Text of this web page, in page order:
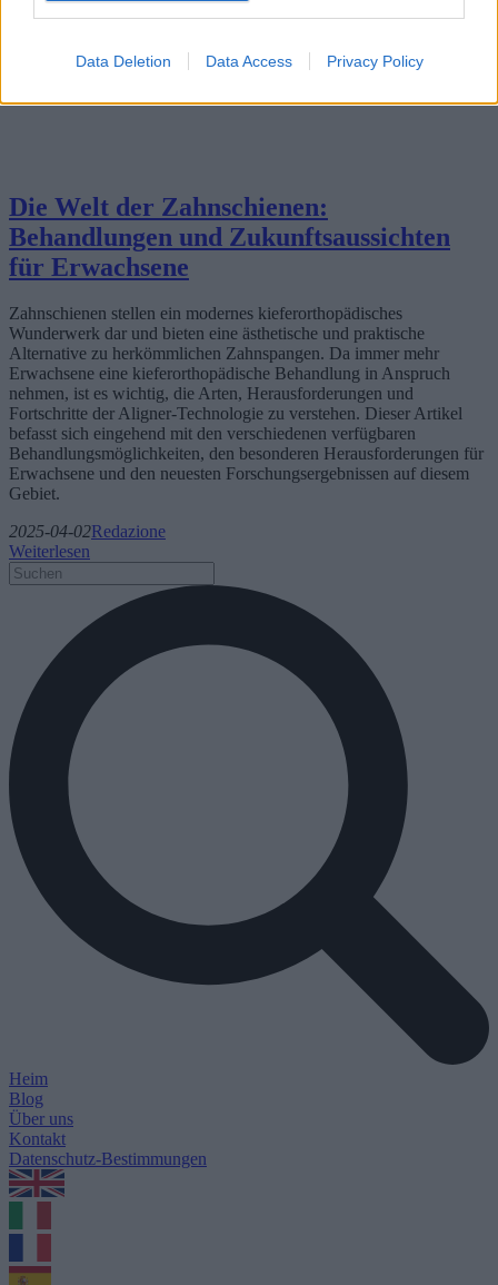
Data Deletion Data Access Privacy Policy
Die Welt der Zahnschienen:
Behandlungen und Zukunftsaussichten
für Erwachsene
Zahnschienen stellen ein modernes kieferorthopädisches
Wunderwerk dar und bieten eine ästhetische und praktische
Alternative zu herkömmlichen Zahnspangen. Da immer mehr
Erwachsene eine kieferorthopädische Behandlung in Anspruch
nehmen, ist es wichtig, die Arten, Herausforderungen und
Fortschritte der Aligner-Technologie zu verstehen. Dieser Artikel
befasst sich eingehend mit den verschiedenen verfügbaren
Behandlungsmöglichkeiten, den besonderen Herausforderungen für
Erwachsene und den neuesten Forschungsergebnissen auf diesem
Gebiet.
2025-04-02Redazione
Weiterlesen
Heim
Blog
Über uns
Kontakt
Datenschutz-Bestimmungen